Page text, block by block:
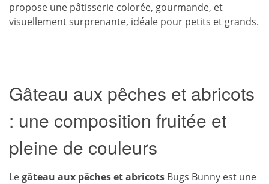
propose une pâtisserie colorée, gourmande, et
visuellement surprenante, idéale pour petits et grands.
Gâteau aux pêches et abricots
: une composition fruitée et
pleine de couleurs
Legâteau aux pêches et abricots Bugs Bunny est une